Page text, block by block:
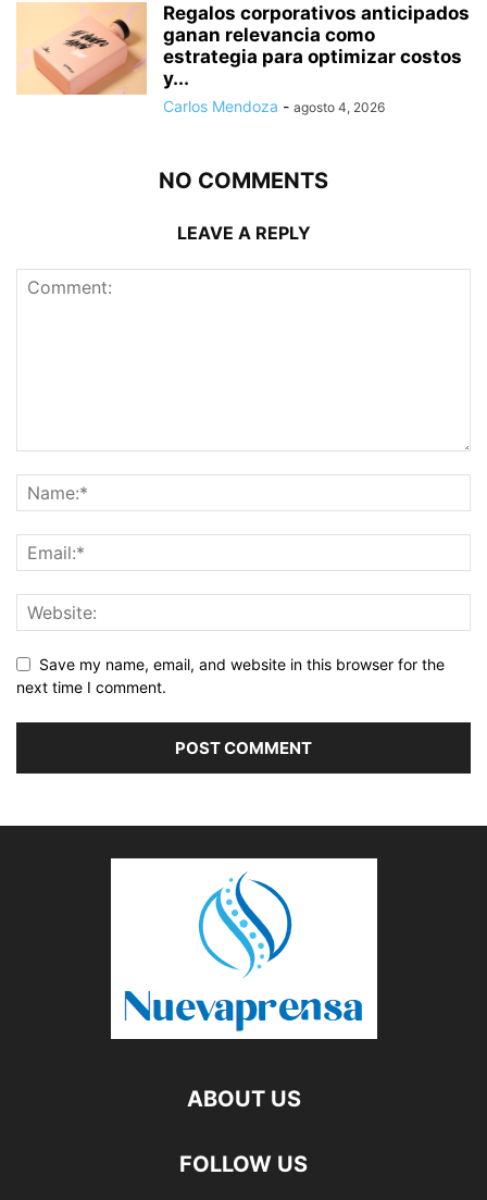
Regalos corporativos anticipados
ganan relevancia como
estrategia para optimizar costos
y...
Carlos Mendoza - agosto 4, 2026
NO COMMENTS
LEAVE A REPLY
Save my name, email, and website in this browser for the
next time I comment.
ABOUT US
FOLLOW US